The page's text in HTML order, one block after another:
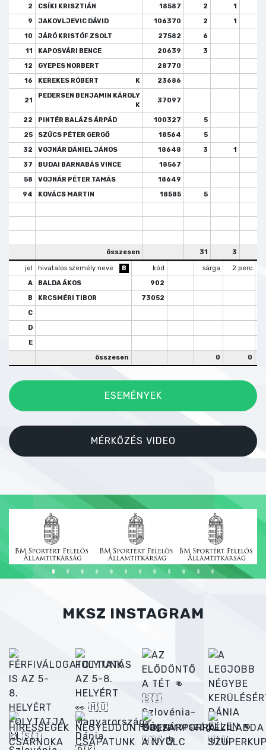
2
CSÍKI KRISZTIÁN 18587 2
1
9
JAKOVLJEVIC DÁVID 106370 2
1
10
JÁRÓ KRISTÓF ZSOLT 27582
6
11
KAPOSVÁRI BENCE 20639 3
12
GYEPES NORBERT
28770
16
KEREKES RÓBERT K 23686
21
PEDERSEN BENJAMIN KÁROLY
K
37097
22 PINTÉR BALÁZS ÁRPÁD 100327
5
25
SZŰCS PÉTER GERGŐ 18564
5
32
VOJNÁR DÁNIEL JÁNOS 18648 3
1
37
BUDAI BARNABÁS VINCE
18567
58
VOJNÁR PÉTER TAMÁS
18649
94
KOVÁCS MARTIN 18585 5
összesen 31 3
jel hivatalos személy neve B kód sárga 2 perc
A
BALDA ÁKOS
902
B
KRCSMÉRI TIBOR
73052
C
D
E
összesen
0 0
ESEMÉNYEK
MÉRKŐZÉS VIDEO
MKSZ INSTAGRAM